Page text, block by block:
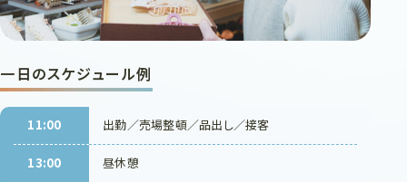
一日のスケジュール例
11:00 出勤／売場整頓／品出し／接客
13:00 昼休憩